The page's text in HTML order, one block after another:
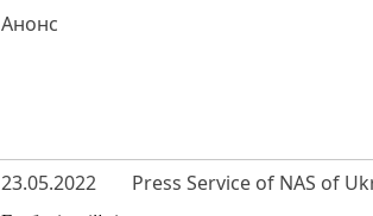
Анонс
23.05.2022 Press Service of NAS of